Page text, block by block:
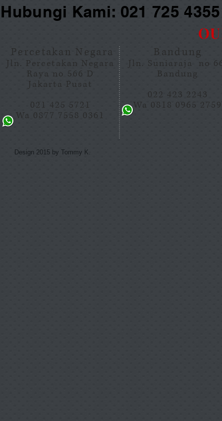
Kami: 021 725
Percetakan Negara
Jln. Percetakan Negara
Raya no 566 D
Jakarta Pusat
021 425 5721
Wa 0877 7558 0361
Bandung
Jln. Suniaraja no
Bandung
022 423 2243
Wa 0818 0965 2759
Design 2015 by Tommy K.